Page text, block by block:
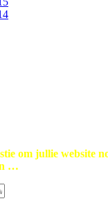
om jullie website
…